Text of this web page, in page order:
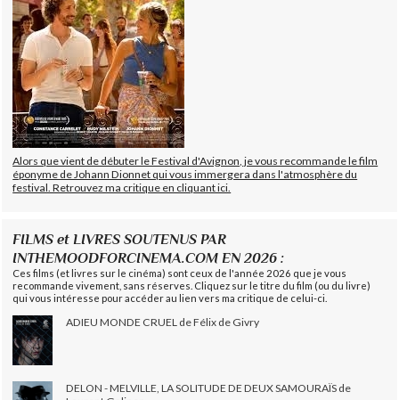
Alors que vient de débuter le Festival d'Avignon, je vous recommande le film
éponyme de Johann Dionnet qui vous immergera dans l'atmosphère du
festival. Retrouvez ma critique en cliquant ici.
FILMS et LIVRES SOUTENUS PAR
INTHEMOODFORCINEMA.COM EN 2026 :
Ces films (et livres sur le cinéma) sont ceux de l'année 2026 que je vous
recommande vivement, sans réserves. Cliquez sur le titre du film (ou du livre)
qui vous intéresse pour accéder au lien vers ma critique de celui-ci.
ADIEU MONDE CRUEL de Félix de Givry
DELON - MELVILLE, LA SOLITUDE DE DEUX SAMOURAÏS de